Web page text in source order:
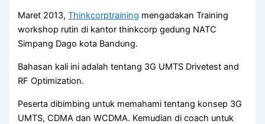
Maret 2013,Thinkcorptraining mengadakan Training
workshop rutin di kantor thinkcorp gedung NATC
Simpang Dago kota Bandung.
Bahasan kali ini adalah tentang 3G UMTS Drivetest and
RF Optimization.
Peserta dibimbing untuk memahami tentang konsep 3G
UMTS, CDMA dan WCDMA. Kemudian di coach untuk